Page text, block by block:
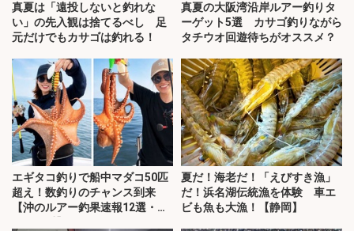
真夏は「遠投しないと釣れな
い」の先入観は捨てるべし 足
元だけでもカサゴは釣れる！
真夏の大阪湾沿岸ルアー釣りタ
ーゲット5選 カサゴ釣りながら
タチウオ回遊待ちがオススメ？
エギタコ釣りで船中マダコ50匹
超え！数釣りのチャンス到来
【沖のルアー釣果速報12選・愛
夏だ！海老だ！「えびすき漁」
だ！浜名湖伝統漁を体験 車エ
ビも魚も大漁！【静岡】